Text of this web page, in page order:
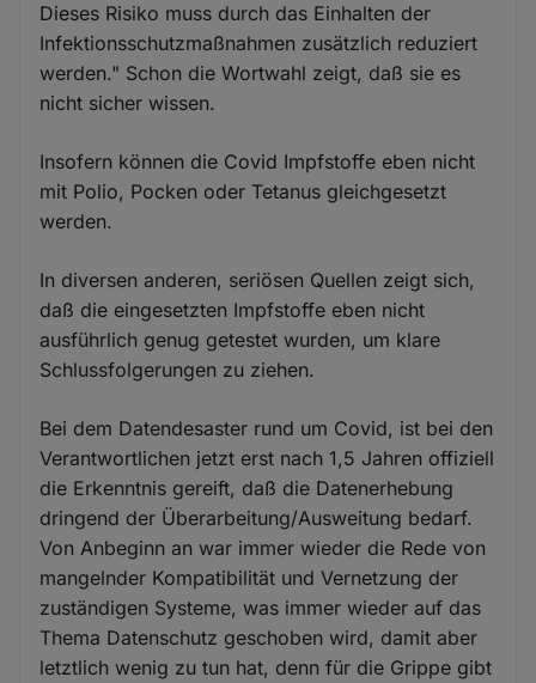
Dieses Risiko muss durch das Einhalten der
Infektionsschutzmaßnahmen zusätzlich reduziert
werden." Schon die Wortwahl zeigt, daß sie es
nicht sicher wissen.
Insofern können die Covid Impfstoffe eben nicht
mit Polio, Pocken oder Tetanus gleichgesetzt
werden.
In diversen anderen, seriösen Quellen zeigt sich,
daß die eingesetzten Impfstoffe eben nicht
ausführlich genug getestet wurden, um klare
Schlussfolgerungen zu ziehen.
Bei dem Datendesaster rund um Covid, ist bei den
Verantwortlichen jetzt erst nach 1,5 Jahren offiziell
die Erkenntnis gereift, daß die Datenerhebung
dringend der Überarbeitung/Ausweitung bedarf.
Von Anbeginn an war immer wieder die Rede von
mangelnder Kompatibilität und Vernetzung der
zuständigen Systeme, was immer wieder auf das
Thema Datenschutz geschoben wird, damit aber
letztlich wenig zu tun hat, denn für die Grippe gibt